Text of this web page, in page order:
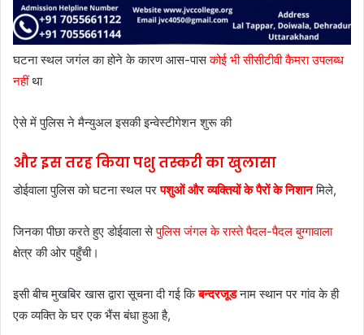
घटना स्थल जगंल का होने के कारण आस-पासकोई भी सीसीटीवी कैमरा उपलब्ध
नहींथा
ऐसे में पुलिस ने मैन्युअल इसकी इन्वेस्टीगेशन शुरू की
और इस तरह किया पशु तस्करी का खुलासा
डोईवाला पुलिस को घटना स्थल परपशुओं और व्यक्तियों के पैरों के निशान मिले,
जिनका पीछा करते हुए डोईवाला सेपुलिस जंगल के रास्ते पैदल-पैदल बुग्गावाला
क्षेत्र की ओर पहुँची।
इसी बीच मुखबिर खास द्वारा सूचना दी गई किबन्दरजूडनाम स्थान पर गांव के ही
एक व्यक्ति के घर एक भैंस बंधा हुआ है,